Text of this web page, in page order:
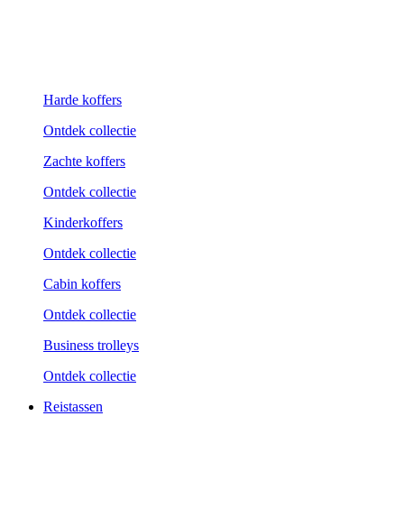
Harde koffers
Ontdek collectie
Zachte koffers
Ontdek collectie
Kinderkoffers
Ontdek collectie
Cabin koffers
Ontdek collectie
Business trolleys
Ontdek collectie
Reistassen